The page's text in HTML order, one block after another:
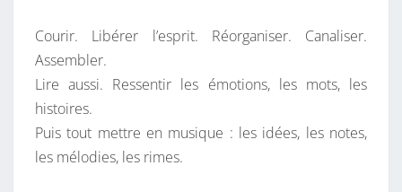
F
–
A
E
Courir. Libérer l’esprit. Réorganiser. Canaliser.
Assembler.
Lire aussi. Ressentir les émotions, les mots, les
histoires.
Puis tout mettre en musique : les idées, les notes,
les mélodies, les rimes.